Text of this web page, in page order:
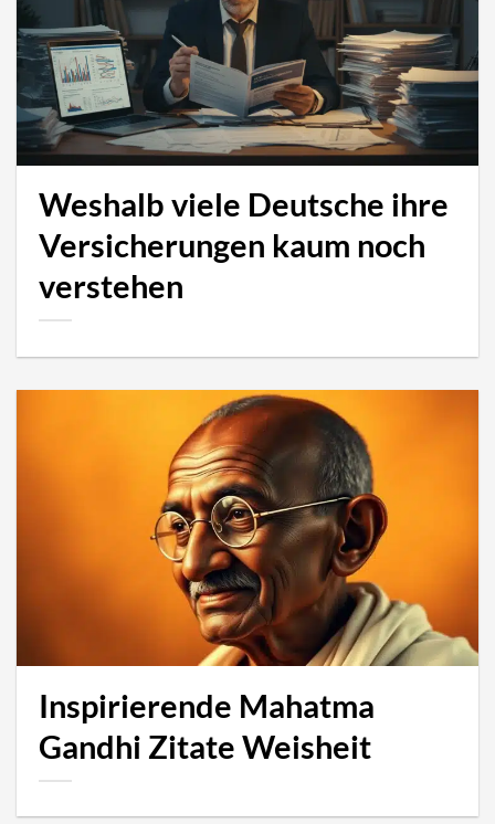
Weshalb viele Deutsche ihre
Versicherungen kaum noch
verstehen
Inspirierende Mahatma
Gandhi Zitate Weisheit